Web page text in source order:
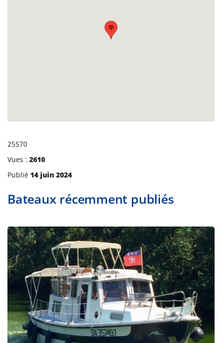
25570
Vues : 2610
Publié 14 juin 2024
Bateaux récemment publiés